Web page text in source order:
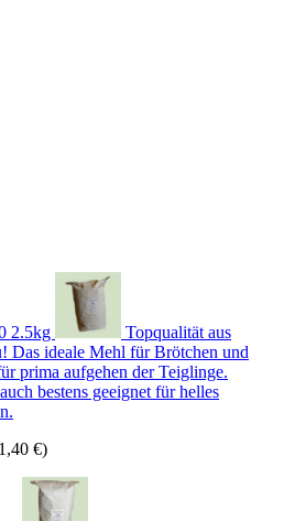
2.5kg
Topqualität aus
Das ideale Mehl für Brötchen und
prima aufgehen der Teiglinge.
bestens geeignet für helles
€)